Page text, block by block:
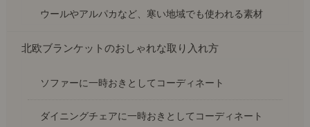
ウールやアルパカなど、寒い地域でも使われる素材
北欧ブランケットのおしゃれな取り入れ方
ソファーに一時おきとしてコーディネート
ダイニングチェアに一時おきとしてコーディネート